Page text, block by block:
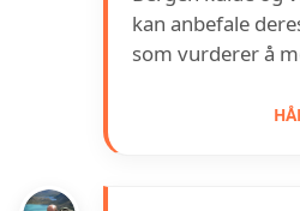
kan anbefale
som vurderer å